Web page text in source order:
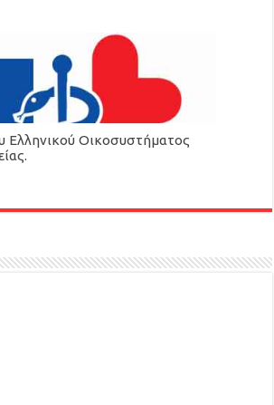
Ελληνικού Οικοσυστήματος